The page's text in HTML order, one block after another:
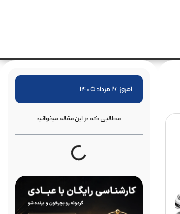
امروز: 16 مرداد 1405
مطالبی که در این مقاله میخوانید